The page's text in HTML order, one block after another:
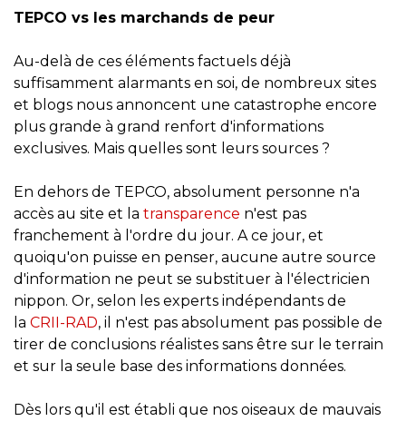
TEPCO vs les marchands de peur
Au-delà de ces éléments factuels déjà
suffisamment alarmants en soi, de nombreux sites
et blogs nous annoncent une catastrophe encore
plus grande à grand renfort d'informations
exclusives. Mais quelles sont leurs sources ?
En dehors de TEPCO, absolument personne n'a
accès au site et la transparence n'est pas
franchement à l'ordre du jour. A ce jour, et
quoiqu'on puisse en penser, aucune autre source
d'information ne peut se substituer à l'électricien
nippon. Or, selon les experts indépendants de
la CRII-RAD, il n'est pas absolument pas possible de
tirer de conclusions réalistes sans être sur le terrain
et sur la seule base des informations données.
Dès lors qu'il est établi que nos oiseaux de mauvais